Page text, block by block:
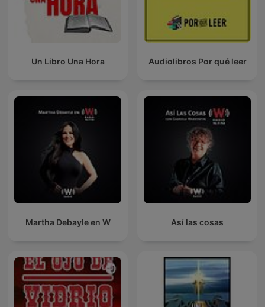
Un Libro Una Hora Audiolibros Por qué leer
Martha Debayle en W Así las cosas